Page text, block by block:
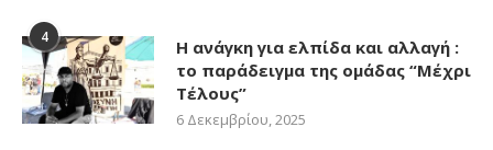
4
Η ανάγκη για ελπίδα και αλλαγή :
το παράδειγμα της ομάδας “Μέχρι
Τέλους”
6 Δεκεμβρίου, 2025